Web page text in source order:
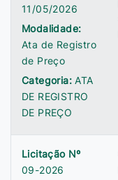
11/05/2026
Modalidade:
Ata de Registro
de Preço
Categoria:ATA
DE REGISTRO
DE PREÇO
Licitação Nº
09-2026